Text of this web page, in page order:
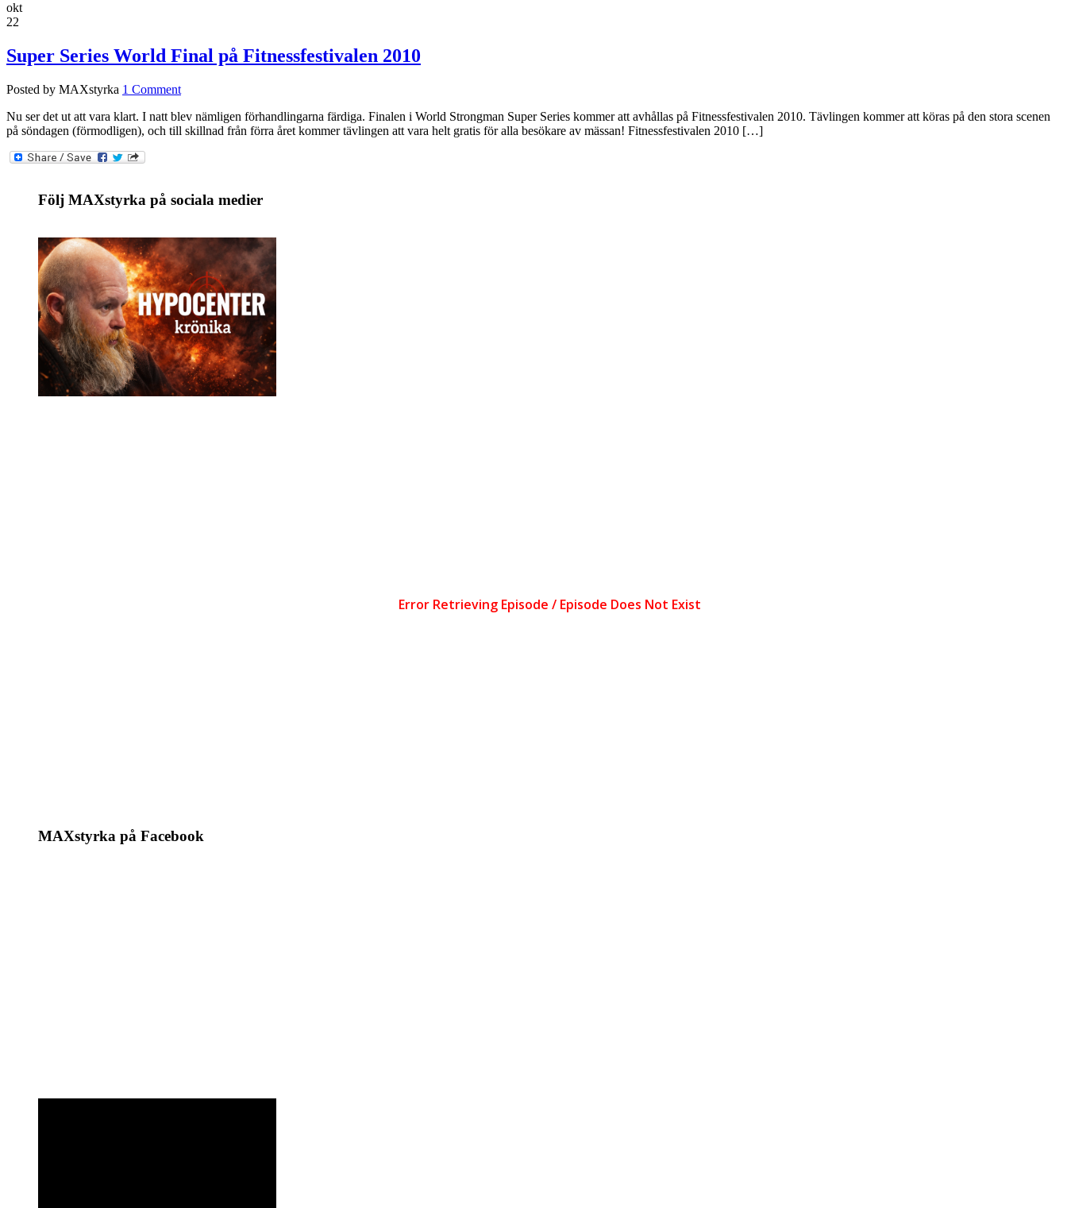
okt
22
Super Series World Final på Fitnessfestivalen 2010
Posted by MAXstyrka 1 Comment
Nu ser det ut att vara klart. I natt blev nämligen förhandlingarna färdiga. Finalen i World Strongman Super Series kommer att avhållas på Fitnessfestivalen 2010. Tävlingen kommer att köras på den stora scenen
på söndagen (förmodligen), och till skillnad från förra året kommer tävlingen att vara helt gratis för alla besökare av mässan! Fitnessfestivalen 2010 […]
Följ MAXstyrka på sociala medier
MAXstyrka på Facebook